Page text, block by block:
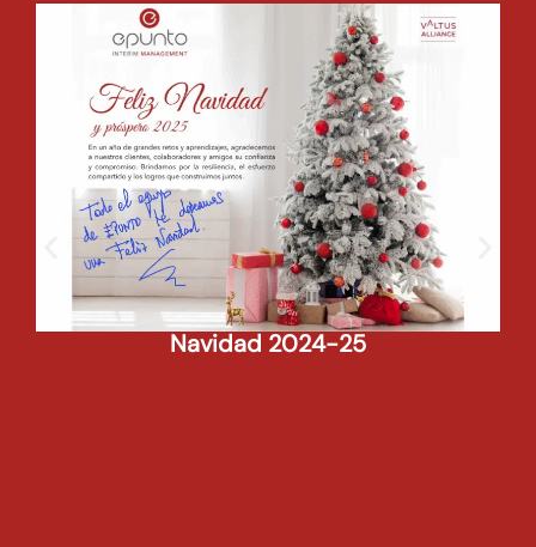
Navidad 2024-25